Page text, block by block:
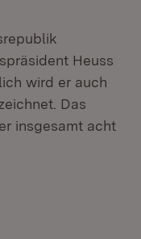
Heuss
wird er auch
Das
insgesamt acht